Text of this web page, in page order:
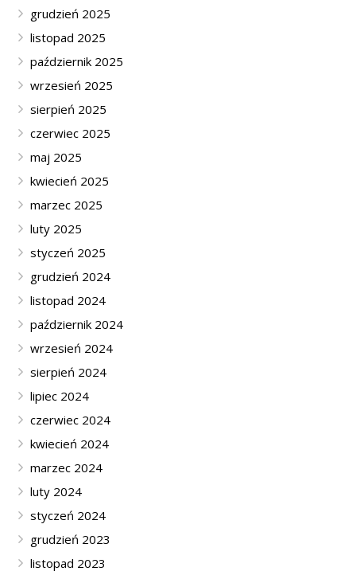
grudzień 2025
listopad 2025
październik 2025
wrzesień 2025
sierpień 2025
czerwiec 2025
maj 2025
kwiecień 2025
marzec 2025
luty 2025
styczeń 2025
grudzień 2024
listopad 2024
październik 2024
wrzesień 2024
sierpień 2024
lipiec 2024
czerwiec 2024
kwiecień 2024
marzec 2024
luty 2024
styczeń 2024
grudzień 2023
listopad 2023